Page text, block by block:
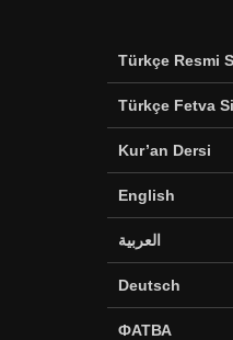
Türkçe Resmi
Türkçe Fetva
Kur’an Dersi
English
العربية
Deutsch
ФАТВА